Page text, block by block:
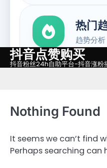
Skip抖音点赞购买
抖音粉丝24h自助平台-抖音涨粉
Nothing Found
It seems we can’t find
Perhaps searching can